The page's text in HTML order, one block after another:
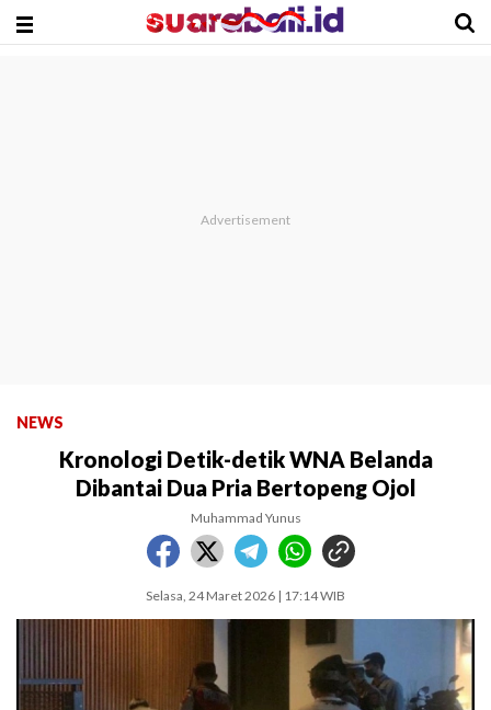
NEWS
Kronologi Detik-detik WNA Belanda
Dibantai Dua Pria Bertopeng Ojol
Muhammad Yunus
Selasa, 24 Maret 2026 | 17:14 WIB